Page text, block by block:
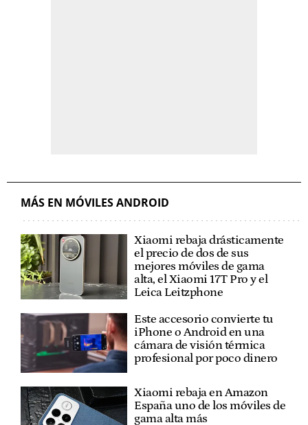
MÁS EN MÓVILES ANDROID
Xiaomi rebaja drásticamente
el precio de dos de sus
mejores móviles de gama
alta, el Xiaomi 17T Pro y el
Leica Leitzphone
Este accesorio convierte tu
iPhone o Android en una
cámara de visión térmica
profesional por poco dinero
Xiaomi rebaja en Amazon
España uno de los móviles de
gama alta más